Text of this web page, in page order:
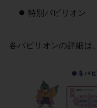
特別パビリオン
各パビリオンの詳細は